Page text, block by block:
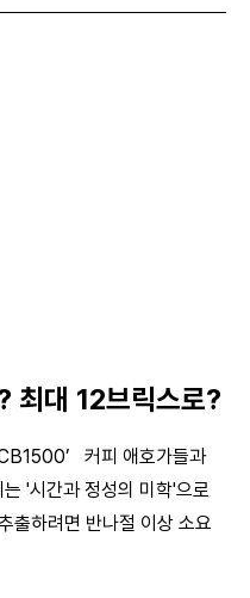
최대 12브릭스로?
커피 애호가들과
'시간과 정성의 미학'으로
출하려면 반나절 이상 소요